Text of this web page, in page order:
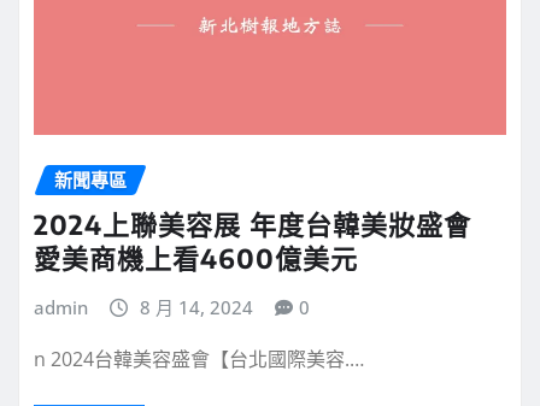
新聞專區
2024上聯美容展 年度台韓美妝盛會
愛美商機上看4600億美元
admin 8 月 14, 2024 0
n 2024台韓美容盛會【台北國際美容.…